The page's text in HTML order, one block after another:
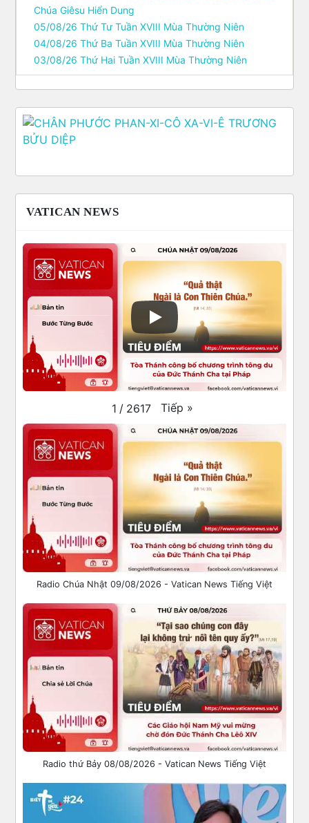
Chúa Giêsu Hiển Dung
05/08/26 Thứ Tư Tuần XVIII Mùa Thường Niên
04/08/26 Thứ Ba Tuần XVIII Mùa Thường Niên
03/08/26 Thứ Hai Tuần XVIII Mùa Thường Niên
VATICAN NEWS
1 / 2617 Tiếp »
Radio Chúa Nhật 09/08/2026 - Vatican News Tiếng Việt
Radio thứ Bảy 08/08/2026 - Vatican News Tiếng Việt